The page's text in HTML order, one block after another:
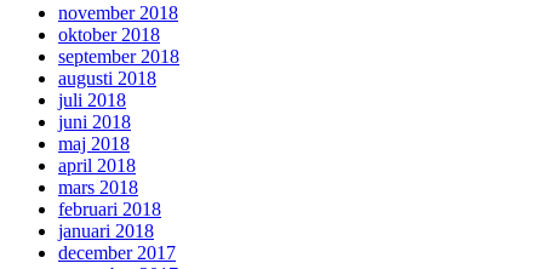
november 2018
oktober 2018
september 2018
augusti 2018
juli 2018
juni 2018
maj 2018
april 2018
mars 2018
februari 2018
januari 2018
december 2017